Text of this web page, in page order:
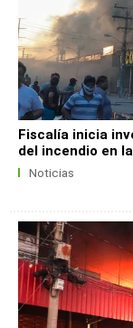
Fiscalía inicia
del incendio en
Noticias